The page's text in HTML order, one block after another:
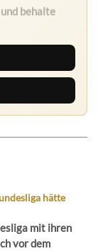
behalte
hätte
mit ihren
vor dem